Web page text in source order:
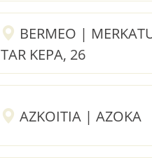
BERMEO |
TAR KEPA, 26
AZKOITIA | AZOKA